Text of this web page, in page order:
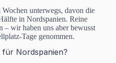
unterwegs, davon die
in Nordspanien. Reine
– wir haben uns aber bewusst
Tage genommen.
für Nordspanien?